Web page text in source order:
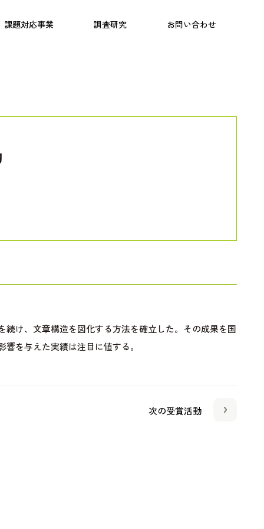
課題対応事業 調査研究 お問い合わせ
プログラム こども研究所
け、文章構造を図化する方法を確立した。その成果を国
を与えた実績は注目に値する。
次の受賞活動